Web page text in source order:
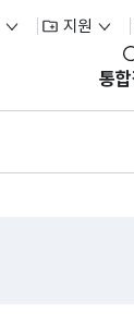
지원
통